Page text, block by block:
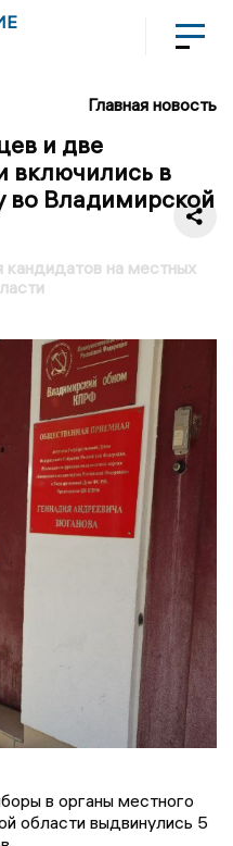
Главная новость
и две
включились в
во Владимирской
на местных
в органы местного
области выдвинулись 5